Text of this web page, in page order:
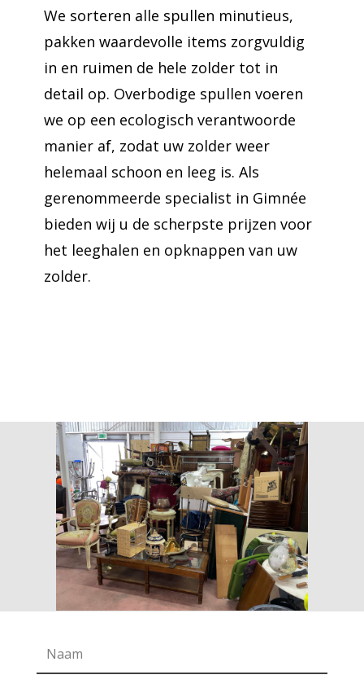
We sorteren alle spullen minutieus,
pakken waardevolle items zorgvuldig
in en ruimen de hele zolder tot in
detail op. Overbodige spullen voeren
we op een ecologisch verantwoorde
manier af, zodat uw zolder weer
helemaal schoon en leeg is. Als
gerenommeerde specialist in Gimnée
bieden wij u de scherpste prijzen voor
het leeghalen en opknappen van uw
zolder.